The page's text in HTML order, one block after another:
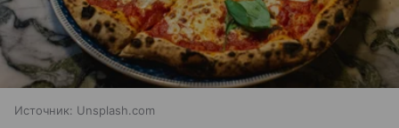
Источник: Unsplash.com